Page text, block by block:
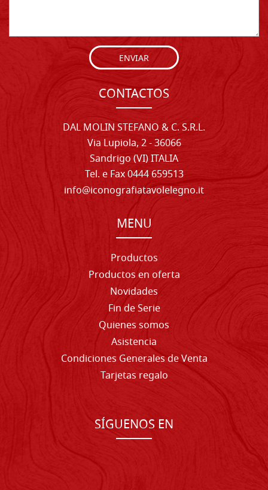
ENVIAR
CONTACTOS
DAL MOLIN STEFANO & C. S.R.L.
Via Lupiola, 2 - 36066
Sandrigo (VI) ITALIA
Tel. e Fax 0444 659513
info@iconografiatavolelegno.it
MENU
Productos
Productos en oferta
Novidades
Fin de Serie
Quienes somos
Asistencia
Condiciones Generales de Venta
Tarjetas regalo
SÍGUENOS EN